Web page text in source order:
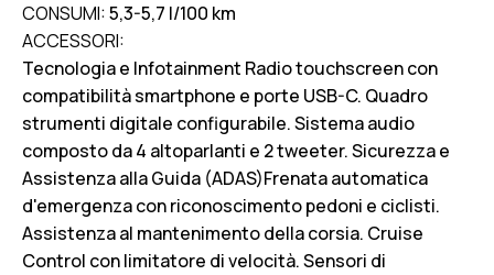
CONSUMI:5,3-5,7 l/100 km
ACCESSORI:
Tecnologia e Infotainment Radio touchscreen con
compatibilità smartphone e porte USB-C. Quadro
strumenti digitale configurabile. Sistema audio
composto da 4 altoparlanti e 2 tweeter. Sicurezza e
Assistenza alla Guida (ADAS)Frenata automatica
d'emergenza con riconoscimento pedoni e ciclisti.
Assistenza al mantenimento della corsia. Cruise
Control con limitatore di velocità. Sensori di